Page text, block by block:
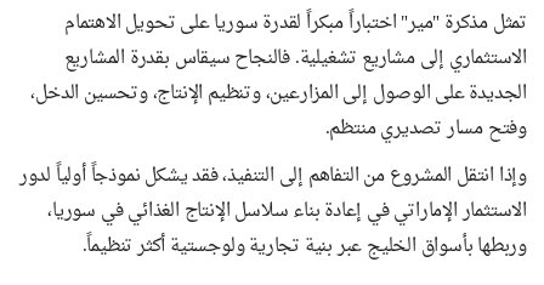
تمثل مذكرة "مير" اختباراً مبكراً لقدرة سوريا على تحويل الاهتمام
الاستثماري إلى مشاريع تشغيلية. فالنجاح سيقاس بقدرة المشاريع
الجديدة على الوصول إلى المزارعين، وتنظيم الإنتاج، وتحسين الدخل،
وفتح مسار تصديري منتظم.
وإذا انتقل المشروع من التفاهم إلى التنفيذ، فقد يشكل نموذجاً أولياً لدور
الاستثمار الإماراتي في إعادة بناء سلاسل الإنتاج الغذائي في سوريا،
وربطها بأسواق الخليج عبر بنية تجارية ولوجستية أكثر تنظيماً.